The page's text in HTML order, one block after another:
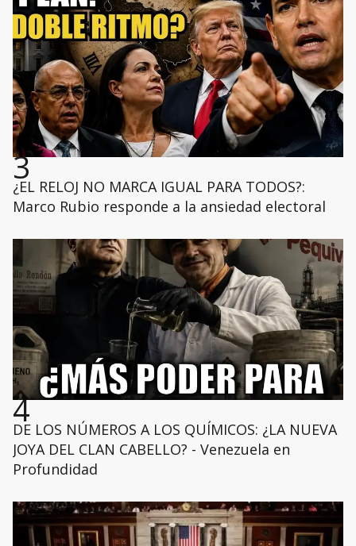
3
¿EL RELOJ NO MARCA IGUAL PARA TODOS?:
Marco Rubio responde a la ansiedad electoral
4
DE LOS NÚMEROS A LOS QUÍMICOS: ¿LA NUEVA
JOYA DEL CLAN CABELLO? - Venezuela en
Profundidad